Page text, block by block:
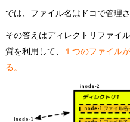
では、ファイル名はドコで管理
その答えはディレクトリファイ
質を利用して、
１つのファイル
る。